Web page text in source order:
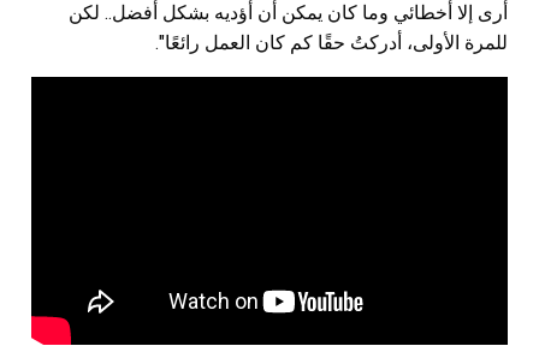
أرى إلا أخطائي وما كان يمكن أن أؤديه بشكل أفضل.. لكن
للمرة الأولى، أدركتُ حقًا كم كان العمل رائعًا".